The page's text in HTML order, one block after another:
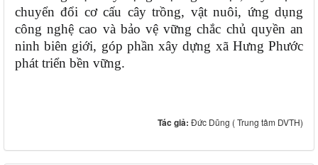
chuyển đổi cơ cấu cây trồng, vật nuôi, ứng dụng
công nghệ cao và bảo vệ vững chắc chủ quyền an
ninh biên giới, góp phần xây dựng xã Hưng Phước
phát triển bền vững.
Tác giả: Đức Dũng ( Trung tâm DVTH)